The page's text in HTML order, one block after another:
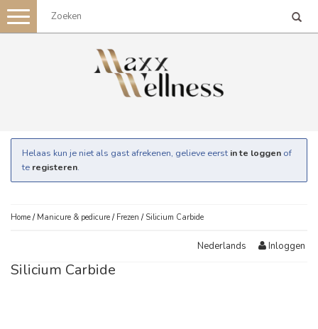
Toggle
navigation
Helaas kun je niet als gast afrekenen, gelieve eerst in te loggen of
te registeren.
Home / Manicure & pedicure / Frezen / Silicium Carbide
Nederlands Inloggen
Silicium Carbide